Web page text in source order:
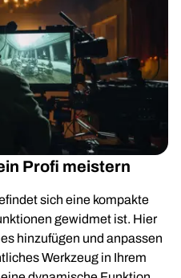
Profi meistern
sich eine kompakte
gewidmet ist. Hier
hinzufügen und anpassen
Werkzeug in Ihrem